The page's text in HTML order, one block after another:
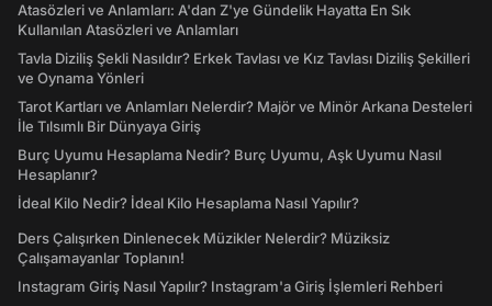
Atasözleri ve Anlamları: A'dan Z'ye Gündelik Hayatta En Sık
Kullanılan Atasözleri ve Anlamları
Tavla Diziliş Şekli Nasıldır? Erkek Tavlası ve Kız Tavlası Diziliş Şekilleri
ve Oynama Yönleri
Tarot Kartları ve Anlamları Nelerdir? Majör ve Minör Arkana Desteleri
İle Tılsımlı Bir Dünyaya Giriş
Burç Uyumu Hesaplama Nedir? Burç Uyumu, Aşk Uyumu Nasıl
Hesaplanır?
İdeal Kilo Nedir? İdeal Kilo Hesaplama Nasıl Yapılır?
Ders Çalışırken Dinlenecek Müzikler Nelerdir? Müziksiz
Çalışamayanlar Toplanın!
Instagram Giriş Nasıl Yapılır? Instagram'a Giriş İşlemleri Rehberi